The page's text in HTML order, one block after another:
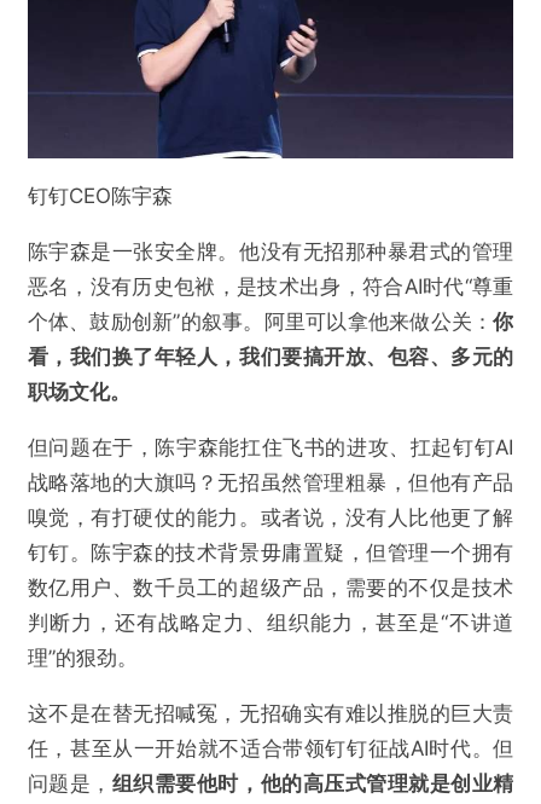
钉钉CEO陈宇森
陈宇森是一张安全牌。他没有无招那种暴君式的管理
恶名，没有历史包袱，是技术出身，符合AI时代“尊重
个体、鼓励创新”的叙事。阿里可以拿他来做公关：你
看，我们换了年轻人，我们要搞开放、包容、多元的
职场文化。
但问题在于，陈宇森能扛住飞书的进攻、扛起钉钉AI
战略落地的大旗吗？无招虽然管理粗暴，但他有产品
嗅觉，有打硬仗的能力。或者说，没有人比他更了解
钉钉。陈宇森的技术背景毋庸置疑，但管理一个拥有
数亿用户、数千员工的超级产品，需要的不仅是技术
判断力，还有战略定力、组织能力，甚至是“不讲道
理”的狠劲。
这不是在替无招喊冤，无招确实有难以推脱的巨大责
任，甚至从一开始就不适合带领钉钉征战AI时代。但
问题是， 组织需要他时，他的高压式管理就是创业精